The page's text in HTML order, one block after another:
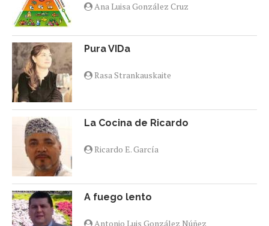
Ana Luisa González Cruz
Pura VIDa
Rasa Strankauskaite
La Cocina de Ricardo
Ricardo E. García
A fuego lento
Antonio Luis González Núñez